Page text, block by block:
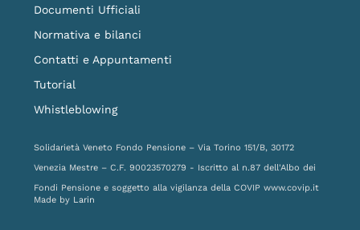
Documenti Ufficiali
Normativa e bilanci
Contatti e Appuntamenti
Tutorial
Whistleblowing
Solidarietà Veneto Fondo Pensione – Via Torino 151/B, 30172
Venezia Mestre – C.F. 90023570279 - Iscritto al n.87 dell'Albo dei
Fondi Pensione e soggetto alla vigilanza della COVIP www.covip.it
Made by Larin